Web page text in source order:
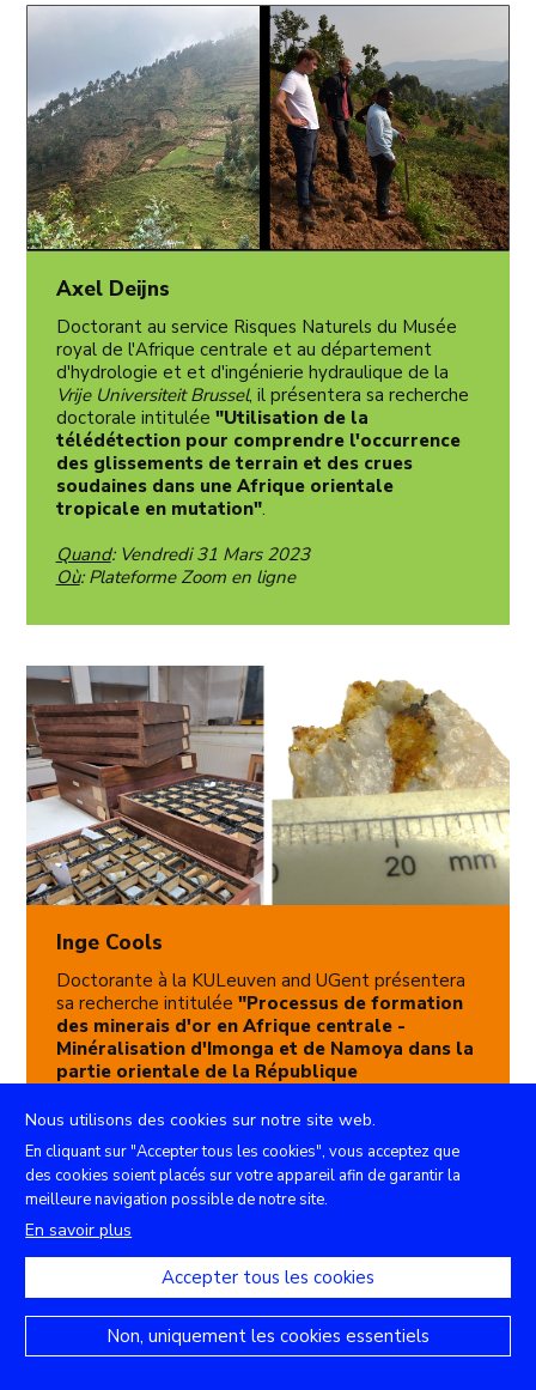
Axel Deijns
Doctorant au service Risques Naturels du Musée
royal de l'Afrique centrale et au département
d'hydrologie et et d'ingénierie hydraulique de la
Vrije Universiteit Brussel, il présentera sa recherche
doctorale intitulée "Utilisation de la
télédétection pour comprendre l'occurrence
des glissements de terrain et des crues
soudaines dans une Afrique orientale
tropicale en mutation".
Quand: Vendredi 31 Mars 2023
Où: Plateforme Zoom en ligne
Inge Cools
Doctorante à la KULeuven and UGent présentera
sa recherche intitulée "Processus de formation
des minerais d'or en Afrique centrale -
Minéralisation d'Imonga et de Namoya dans la
partie orientale de la République
Quand
: Vendredi 10 Mars 2023
Où: Plateforme Zoom en ligne
Nous utilisons des cookies sur notre site web.
En cliquant sur "Accepter tous les cookies", vous acceptez que
des cookies soient placés sur votre appareil afin de garantir la
meilleure navigation possible de notre site.
En savoir plus
Accepter tous les cookies
Non, uniquement les cookies essentiels